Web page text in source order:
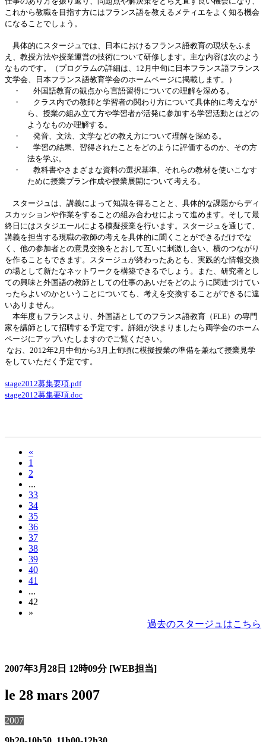
これから教職を目指す方にはフランス語を教えるメティエをよく知る機会
になることでしょう。
具体的にスタージュでは、日本におけるフランス語教育の現状をふま
え、教授方法や授業運営の技術について研修します。主な内容は次のよう
なものです。（プログラムの詳細は、 12 月中旬に日本フランス語フランス
文学会、日本フランス語教育学会のホームページに掲載します。）
・
外国語教育の観点から言語習得についての理解を深める。
・
クラス内での教師と学習者の関わり方について具体的に考えなが
ら、授業の組み立て方や学習者が活発に参加する学習活動とはどの
ようなものか理解する。
・
発音、文法、文学などの教え方について理解を深める。
・
学習の結果、習得されたことをどのように評価するのか、その方
法を学ぶ。
・
教科書やさまざまな資料の選択基準、それらの教材を使いこなす
ために授業プラン作成や授業展開について考える。
スタージュは、講義によって知識を得ることと、具体的な課題からディ
スカッションや作業をすることの組み合わせによって進めます。そして最
終日にはスタジエールによる模擬授業を行います。スタージュを通じて、
講義を担当する現職の教師の考えを具体的に聞くことができるだけでな
く、他の参加者との意見交換をとおして互いに刺激し合い、横のつながり
を作ることもできます。スタージュが終わったあとも、実践的な情報交換
の場として新たなネットワークを構築できるでしょう。また、研究者とし
ての興味と外国語の教師としての仕事のあいだをどのように関連づけてい
ったらよいのかということについても、考えを交換することができるに違
いありません。
本年度もフランスより、外国語としてのフランス語教育（FLE）の専門
家を講師として招聘する予定です。詳細が決まりましたら両学会のホーム
ページにアップいたしますのでご覧ください。
なお、 2012年2 月中旬から3 月上旬頃に模擬授業の準備を兼ねて授業見学
をしていただく予定です。
stage2012募集要項.pdf
stage2012募集要項.doc
«
1
2
...
33
34
35
36
37
38
39
40
41
...
42
»
過去のスタージュはこちら
2007年3月28日 12時09分 [WEB担当]
le 28 mars 2007
2007